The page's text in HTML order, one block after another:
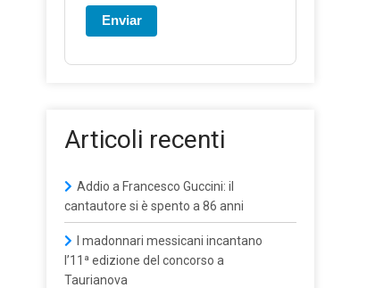
Enviar
Articoli recenti
Addio a Francesco Guccini: il
cantautore si è spento a 86 anni
I madonnari messicani incantano
l’11ª edizione del concorso a
Taurianova